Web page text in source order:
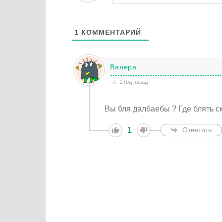
1 КОММЕНТАРИЙ
Валера
1 год назад
Вы бля далбаебы ? Где блять
1 Ответить